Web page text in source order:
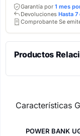
Garantía por 1 mes
Devoluciones Hasta
Comprobante Se
Productos
Características
POWER BANK